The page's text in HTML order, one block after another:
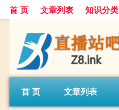
首 页 文章列表 知识分类
首 页 文章列表